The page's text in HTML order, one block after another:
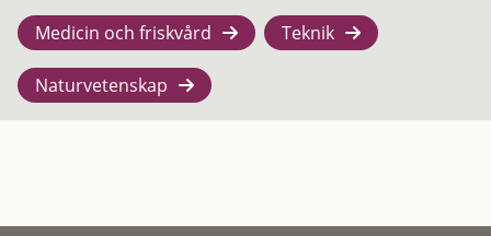
Medicin och friskvård Teknik
Naturvetenskap